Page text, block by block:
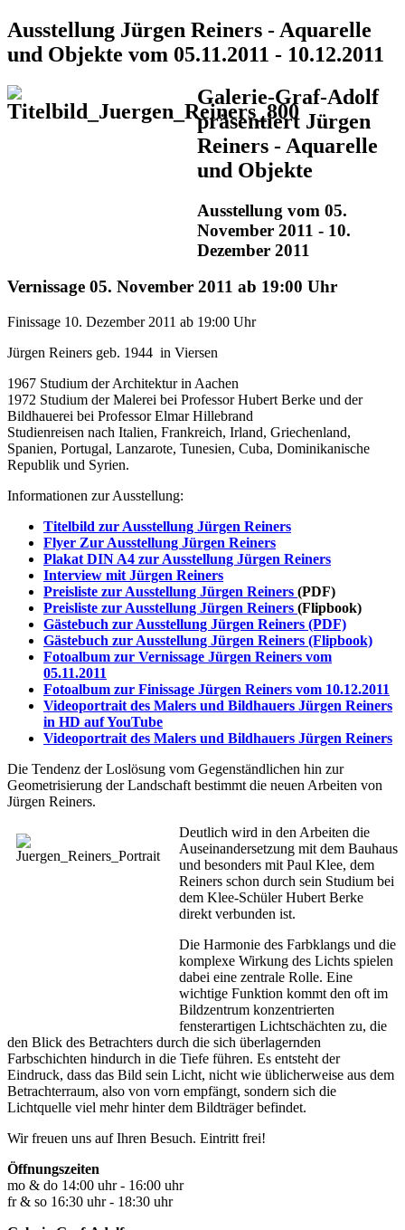
Ausstellung Jürgen Reiners - Aquarelle
und Objekte vom 05.11.2011 - 10.12.2011
Galerie-Graf-Adolf
präsentiert Jürgen
Reiners - Aquarelle
und Objekte
Ausstellung vom 05.
November 2011 - 10.
Dezember 2011
Vernissage 05. November 2011 ab 19:00 Uhr
Finissage 10. Dezember 2011 ab 19:00 Uhr
Jürgen Reiners geb. 1944 in Viersen
1967 Studium der Architektur in Aachen
1972 Studium der Malerei bei Professor Hubert Berke und der
Bildhauerei bei Professor Elmar Hillebrand
Studienreisen nach Italien, Frankreich, Irland, Griechenland,
Spanien, Portugal, Lanzarote, Tunesien, Cuba, Dominikanische
Republik und Syrien.
Informationen zur Ausstellung:
Titelbild zur Ausstellung Jürgen Reiners
Flyer Zur Ausstellung Jürgen Reiners
Plakat DIN A4 zur Ausstellung Jürgen Reiners
Interview mit Jürgen Reiners
Preisliste zur Ausstellung Jürgen Reiners (PDF)
Preisliste zur Ausstellung Jürgen Reiners (Flipbook)
Gästebuch zur Ausstellung Jürgen Reiners (PDF)
Gästebuch zur Ausstellung Jürgen Reiners (Flipbook)
Fotoalbum zur Vernissage Jürgen Reiners vom
05.11.2011
Fotoalbum zur Finissage Jürgen Reiners vom 10.12.2011
Videoportrait des Malers und Bildhauers Jürgen Reiners
in HD auf YouTube
Videoportrait des Malers und Bildhauers Jürgen Reiners
Die Tendenz der Loslösung vom Gegenständlichen hin zur
Geometrisierung der Landschaft bestimmt die neuen Arbeiten von
Jürgen Reiners.
Deutlich wird in den Arbeiten die
Auseinandersetzung mit dem Bauhaus
und besonders mit Paul Klee, dem
Reiners schon durch sein Studium bei
dem Klee-Schüler Hubert Berke
direkt verbunden ist.
Die Harmonie des Farbklangs und die
komplexe Wirkung des Lichts spielen
dabei eine zentrale Rolle. Eine
wichtige Funktion kommt den oft im
Bildzentrum konzentrierten
fensterartigen Lichtschächten zu, die
den Blick des Betrachters durch die sich überlagernden
Farbschichten hindurch in die Tiefe führen. Es entsteht der
Eindruck, dass das Bild sein Licht, nicht wie üblicherweise aus dem
Betrachterraum, also von vorn empfängt, sondern sich die
Lichtquelle viel mehr hinter dem Bildträger befindet.
Wir freuen uns auf Ihren Besuch. Eintritt frei!
Öffnungszeiten
mo & do 14:00 uhr - 16:00 uhr
fr & so 16:30 uhr - 18:30 uhr